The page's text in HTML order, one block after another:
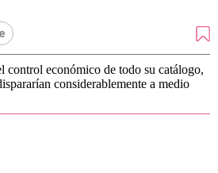
control económico de todo su catálogo,
considerablemente a medio